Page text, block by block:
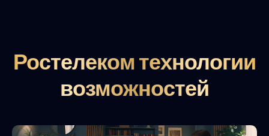
Ростелеком технологии
возможностей